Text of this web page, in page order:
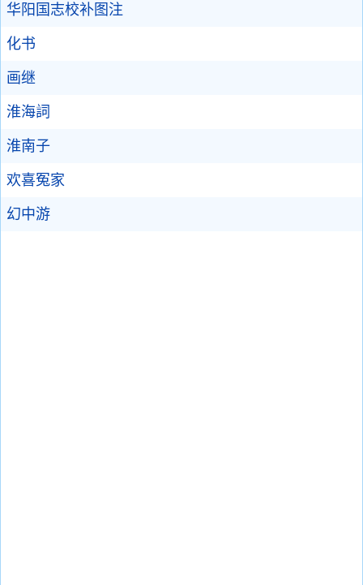
华阳国志校补图注
化书
画继
淮海詞
淮南子
欢喜冤家
幻中游